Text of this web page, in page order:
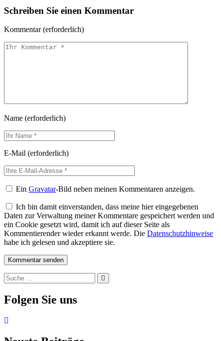
Schreiben Sie einen Kommentar
Kommentar (erforderlich)
Name (erforderlich)
E-Mail (erforderlich)
EinGravatar-Bild neben meinen Kommentaren anzeigen.
Ich bin damit einverstanden, dass meine hier eingegebenen
Daten zur Verwaltung meiner Kommentare gespeichert werden und
ein Cookie gesetzt wird, damit ich auf dieser Seite als
Kommentierender wieder erkannt werde. Die Datenschutzhinweise
habe ich gelesen und akzeptiere sie.
Suche
nach:
Folgen Sie uns